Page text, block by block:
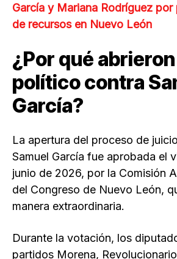
García y Mariana Rodríguez
de recursos en Nuevo León
¿Por qué
político contra
García?
La apertura del proceso de
Samuel García fue aprobada el
junio de 2026, por la Comisión
del Congreso de Nuevo León,
manera extraordinaria.
Durante la votación, los
partidos Morena,